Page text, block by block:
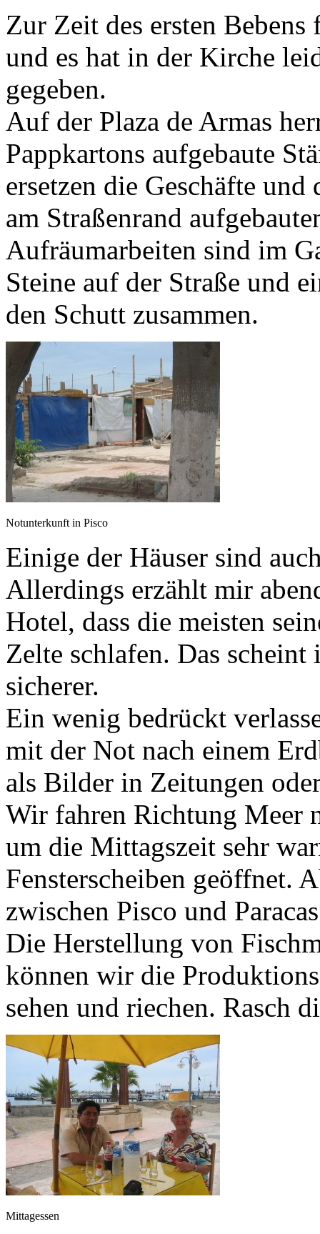
Zur Zeit des ersten
und es hat in der Kirche
gegeben.
Auf der Plaza de Armas
Pappkartons aufgebaute
ersetzen die Geschäfte
am Straßenrand
Aufräumarbeiten sind im
Steine auf der Straße und
den Schutt zusammen.
Notunterkunft in Pisco
Einige der Häuser sind
Allerdings erzählt mir
Hotel, dass die meisten
Zelte schlafen. Das
sicherer.
Ein wenig bedrückt
mit der Not nach einem
als Bilder in Zeitungen
Wir fahren Richtung Meer
um die Mittagszeit sehr
Fensterscheiben geöffnet.
zwischen Pisco und
Die Herstellung von
können wir die
sehen und riechen. Rasch
Mittagessen